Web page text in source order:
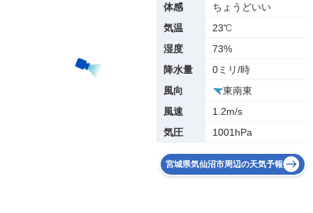
体感
ちょうどいい
気温
23℃
湿度
73%
降水量
0ミリ/時
風向
東南東
風速
1.2m/s
気圧
1001hPa
宮城県気仙沼市周辺の天気予報